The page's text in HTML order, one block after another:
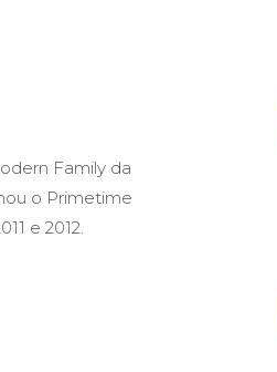
Family da
o Primetime
e 2012.